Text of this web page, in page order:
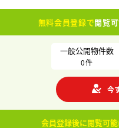
無料会員登録で閲覧
一般公開物件数
0件
今
会員登録後に閲覧可